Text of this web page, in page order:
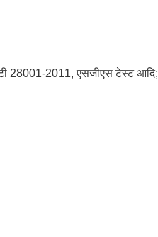
28001-2011, एसजीएस टेस्ट आदि;